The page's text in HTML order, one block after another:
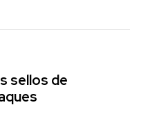
sellos de